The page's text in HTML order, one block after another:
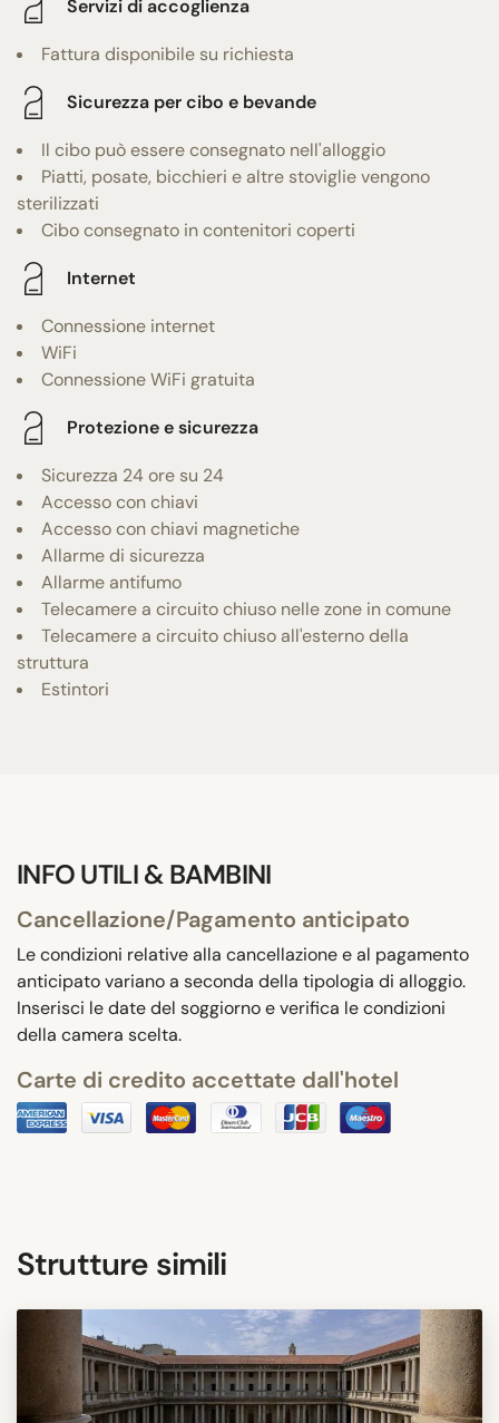
Servizi di accoglienza
Fattura disponibile su richiesta
Sicurezza per cibo e bevande
Il cibo può essere consegnato nell'alloggio
Piatti, posate, bicchieri e altre stoviglie vengono
sterilizzati
Cibo consegnato in contenitori coperti
Internet
Connessione internet
WiFi
Connessione WiFi gratuita
Protezione e sicurezza
Sicurezza 24 ore su 24
Accesso con chiavi
Accesso con chiavi magnetiche
Allarme di sicurezza
Allarme antifumo
Telecamere a circuito chiuso nelle zone in comune
Telecamere a circuito chiuso all'esterno della
struttura
Estintori
INFO UTILI & BAMBINI
Cancellazione/Pagamento anticipato
Le condizioni relative alla cancellazione e al pagamento
anticipato variano a seconda della tipologia di alloggio.
Inserisci le date del soggiorno e verifica le condizioni
della camera scelta.
Carte di credito accettate dall'hotel
Strutture simili